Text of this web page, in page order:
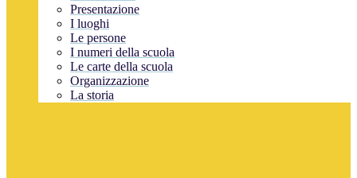
Presentazione
I luoghi
Le persone
I numeri della scuola
Le carte della scuola
Organizzazione
La storia